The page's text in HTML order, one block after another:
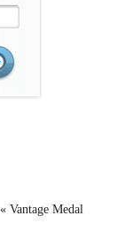
Vantage Medal